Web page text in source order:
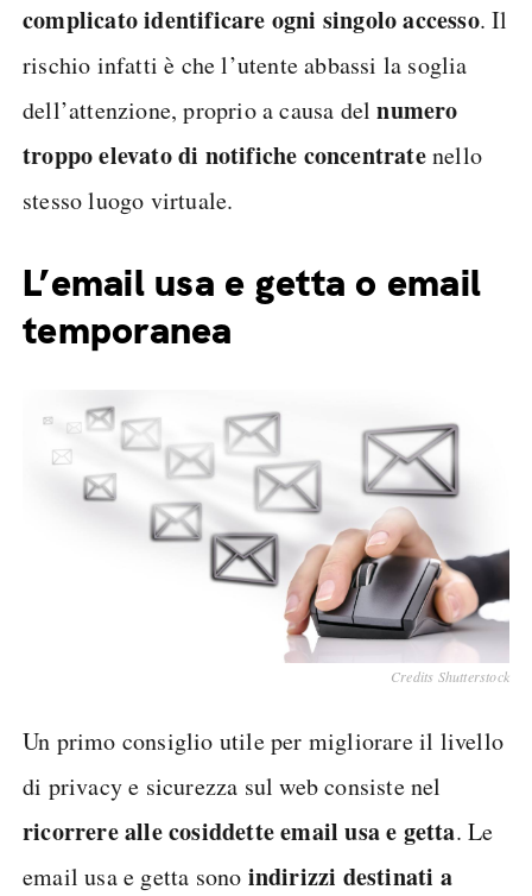
complicato identificare ogni singolo accesso. Il
rischio infatti è che l’utente abbassi la soglia
dell’attenzione, proprio a causa delnumero
troppo elevato di notifiche concentratenello
stesso luogo virtuale.
L’email usa e getta o email
temporanea
Credits Shutterstock
Un primo consiglio utile per migliorare il livello
di privacy e sicurezza sul web consiste nel
ricorrere alle cosiddette email usa e getta. Le
email usa e getta sono indirizzi destinati a